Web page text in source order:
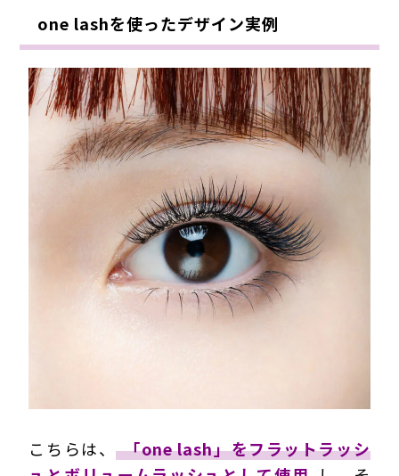
one lashを使ったデザイン実例
こちらは、 「one lash」をフラットラッシ